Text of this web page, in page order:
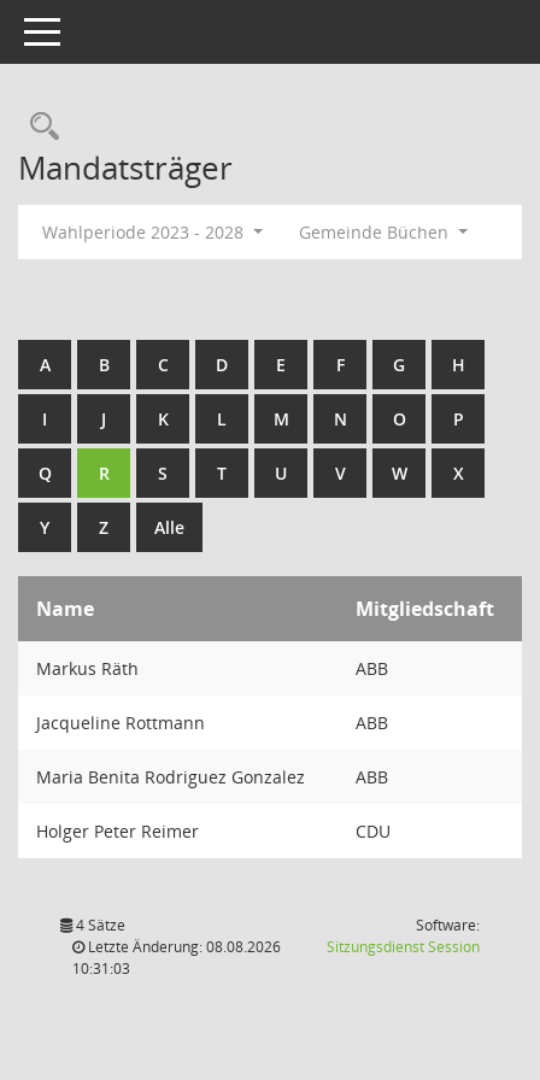
Toggle navigation
Rechercheauswahl
Mandatsträger
Wahlperiode 2023 - 2028 Gemeinde Büchen
A B C D E F G H
I J K L M N O P
Q R S T U V W X
Y Z Alle
Name Mitgliedschaft
Markus Räth ABB
Jacqueline Rottmann ABB
Maria Benita Rodriguez Gonzalez ABB
Holger Peter Reimer CDU
4 Sätze
Letzte Änderung: 08.08.2026
10:31:03
Software:
SitzungsdienstSession(Wird in